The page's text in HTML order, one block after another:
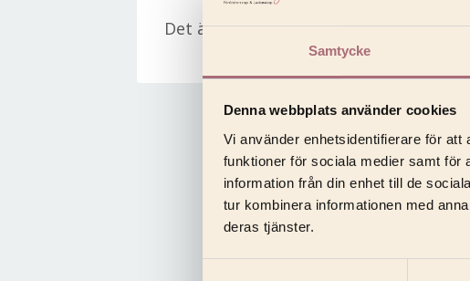
Samtycke
Denna webbplats använder cookies
Vi använder enhetsidentifierare för
funktioner för sociala medier samt för
information från din enhet till de
tur kombinera informationen med
deras tjänster.
Det är nog fortfarande en av de